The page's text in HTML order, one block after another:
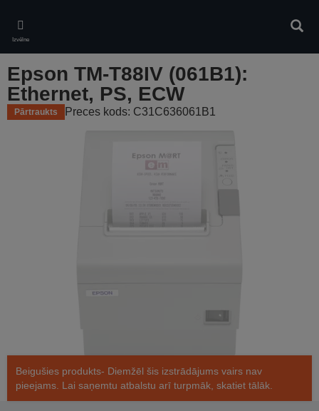
main
content
Izvēlne
Epson TM-T88IV (061B1):
Ethernet, PS, ECW
Pārtraukts Preces kods: C31C636061B1
Beigušies produkts- Diemžēl šis izstrādājums vairs nav
pieejams. Lai saņemtu atbalstu arī turpmāk, skatiet tālāk.